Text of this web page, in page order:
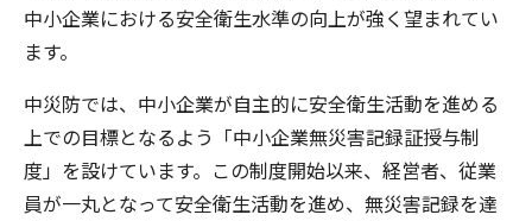
中小企業における安全衛生水準の向上が強く望まれてい
ます。
中災防では、中小企業が自主的に安全衛生活動を進める
上での目標となるよう「中小企業無災害記録証授与制
度」を設けています。この制度開始以来、経営者、従業
員が一丸となって安全衛生活動を進め、無災害記録を達